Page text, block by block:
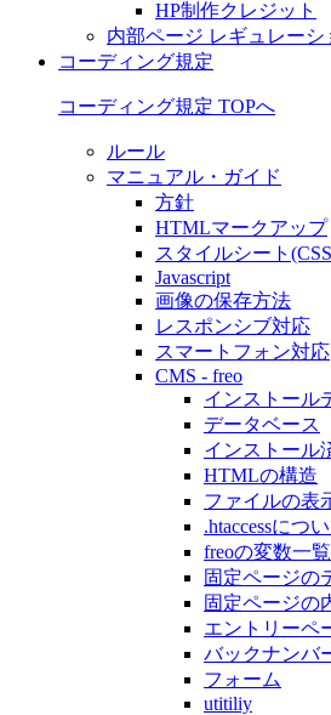
HP制作クレジット
内部ページ レギュレーシ
コーディング規定
コーディング規定 TOPへ
ルール
マニュアル・ガイド
方針
HTMLマークアップ
スタイルシート
Javascript
画像の保存方法
レスポンシブ対応
スマートフォン対応
CMS - freo
インストール
データベース
インストール
HTMLの構造
ファイルの表
.htaccessにつ
freoの変数一覧
固定ページの
固定ページの
エントリーペ
バックナンバ
フォーム
utitiliy